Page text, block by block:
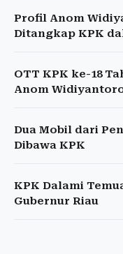
Profil Anom
Ditangkap KPK
OTT KPK ke-18
Anom
Dua Mobil dari
Dibawa KPK
KPK Dalami
Gubernur Riau